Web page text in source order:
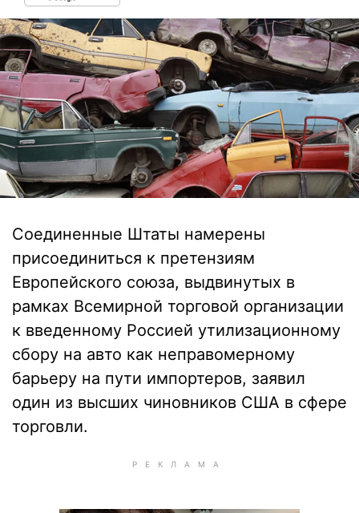
Соединенные Штаты намерены
присоединиться к претензиям
Европейского союза, выдвинутых в
рамках Всемирной торговой организации
к введенному Россией утилизационному
сбору на авто как неправомерному
барьеру на пути импортеров, заявил
один из высших чиновников США в сфере
торговли.